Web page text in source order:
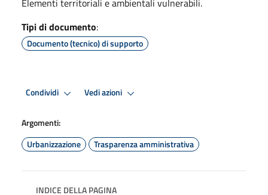
Tipi di documento:
Documento (tecnico) di supporto
Condividi Vedi azioni
Argomenti:
Urbanizzazione
Trasparenza amministrativa
INDICE DELLA PAGINA